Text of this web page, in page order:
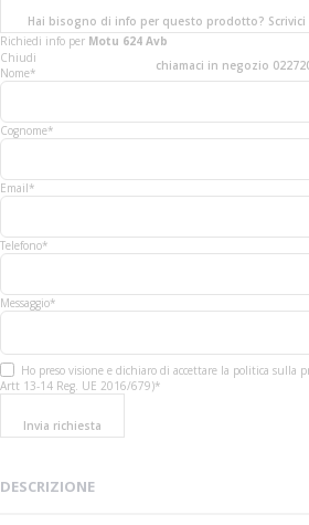
Hai bisogno di info per questo prodotto? Scrivici
chiamaci in negozio
Richiedi info per Motu 624 Avb
Chiudi
Nome*
Cognome*
Email*
Telefono*
Messaggio*
Ho preso visione e dichiaro di accettare la politica sulla
Artt 13-14 Reg. UE 2016/679)*
Invia richiesta
DESCRIZIONE